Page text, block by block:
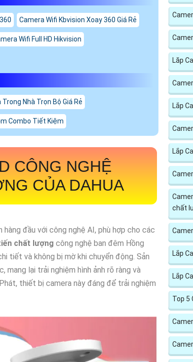
Camera Wifi Kbvision Xoay 360 Giá Rẻ
Wifi Full HD Hikvision
Trong Nhà Trọn Bộ Giá Rẻ
Combo Tiết Kiệm
CÔNG NGHỆ
CỦA DAHUA
hàng đầu với công nghệ AI, phù hợp cho các
chất lượng công nghệ ban đêm Hồng
tiết và không bị mờ khi chuyển động. Sản
mang lại trải nghiệm hình ảnh rõ ràng và
thiết bị camera này đáng để trải nghiệm
Lăp
Lắp
Lắp
chất
Lắp
Lắp
Top 5